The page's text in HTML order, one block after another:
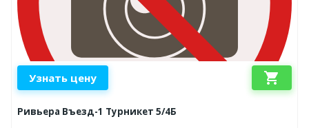
Узнать цену shopping_cart
Ривьера Въезд-1 Турникет 5/4Б